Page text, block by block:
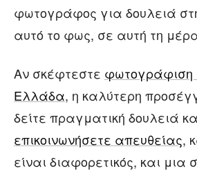
φωτογράφος για δουλειά
αυτό το φως, σε αυτή τη
Αν σκέφτεστε φωτογράφιση
Ελλάδα, η καλύτερη
δείτε πραγματική δουλειά
επικοινωνήσετε απευθείας,
είναι διαφορετικός, και μια